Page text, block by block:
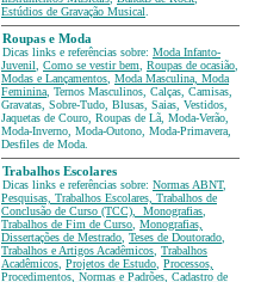
Estúdios de Gravação Musical
Roupas e Moda
Dicas links e referências sobre: Moda Infanto-
Juvenil
Como se vestir bem Roupas de ocasião
Modas e Lançamentos Moda Masculina, Moda
Feminina , Ternos Masculinos, Calças, Camisas,
Gravatas, Sobre-Tudo, Blusas, Saias, Vestidos,
Jaquetas de Couro, Roupas de Lã, Moda-Verão,
Moda-Inverno, Moda-Outono, Moda-Primavera,
Desfiles de Moda.
Trabalhos Escolares
Dicas links e referências sobre: Normas ABNT,
Pesquisas, Trabalhos Escolares, Trabalhos de
Conclusão de Curso (TCC), Monografias
Trabalhos de Fim de Curso Monografias,
Dissertações de Mestrado Teses de Doutorado
Trabalhos e Artigos Acadêmicos Trabalhos
Acadêmicos Projetos de Estudo Processos,
Procedimentos, Normas e Padrões Cadastro de